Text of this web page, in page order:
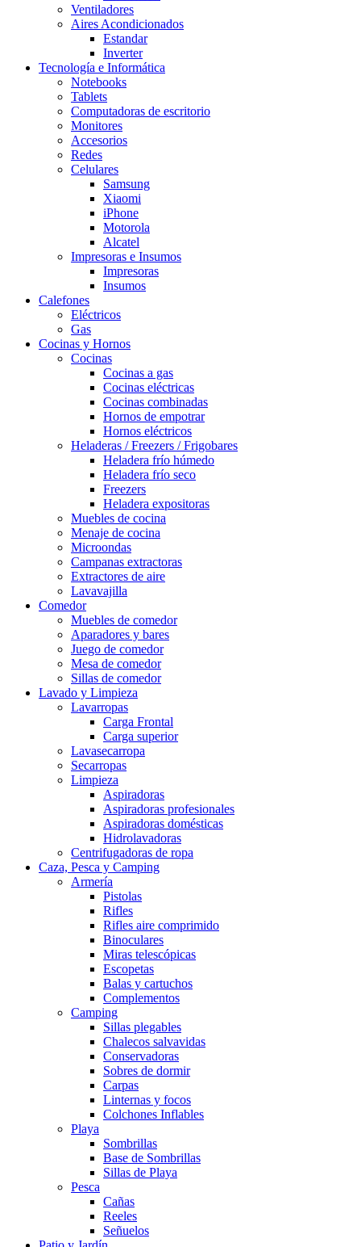
Ventiladores
Aires Acondicionados
Estandar
Inverter
Tecnología e Informática
Notebooks
Tablets
Computadoras de escritorio
Monitores
Accesorios
Redes
Celulares
Samsung
Xiaomi
iPhone
Motorola
Alcatel
Impresoras e Insumos
Impresoras
Insumos
Calefones
Eléctricos
Gas
Cocinas y Hornos
Cocinas
Cocinas a gas
Cocinas eléctricas
Cocinas combinadas
Hornos de empotrar
Hornos eléctricos
Heladeras / Freezers / Frigobares
Heladera frío húmedo
Heladera frío seco
Freezers
Heladera expositoras
Muebles de cocina
Menaje de cocina
Microondas
Campanas extractoras
Extractores de aire
Lavavajilla
Comedor
Muebles de comedor
Aparadores y bares
Juego de comedor
Mesa de comedor
Sillas de comedor
Lavado y Limpieza
Lavarropas
Carga Frontal
Carga superior
Lavasecarropa
Secarropas
Limpieza
Aspiradoras
Aspiradoras profesionales
Aspiradoras domésticas
Hidrolavadoras
Centrifugadoras de ropa
Caza, Pesca y Camping
Armería
Pistolas
Rifles
Rifles aire comprimido
Binoculares
Miras telescópicas
Escopetas
Balas y cartuchos
Complementos
Camping
Sillas plegables
Chalecos salvavidas
Conservadoras
Sobres de dormir
Carpas
Linternas y focos
Colchones Inflables
Playa
Sombrillas
Base de Sombrillas
Sillas de Playa
Pesca
Cañas
Reeles
Señuelos